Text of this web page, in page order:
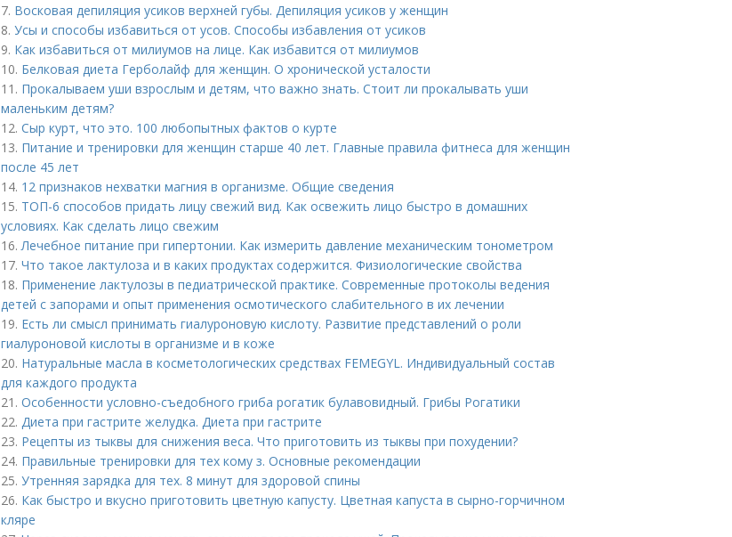
7. Восковая депиляция усиков верхней губы. Депиляция усиков у женщин
8. Усы и способы избавиться от усов. Способы избавления от усиков
9. Как избавиться от милиумов на лице. Как избавится от милиумов
10. Белковая диета Герболайф для женщин. О хронической усталости
11. Прокалываем уши взрослым и детям, что важно знать. Стоит ли прокалывать уши
маленьким детям?
12. Сыр курт, что это. 100 любопытных фактов о курте
13. Питание и тренировки для женщин старше 40 лет. Главные правила фитнеса для женщин
после 45 лет
14. 12 признаков нехватки магния в организме. Общие сведения
15. ТОП-6 способов придать лицу свежий вид. Как освежить лицо быстро в домашних
условиях. Как сделать лицо свежим
16.Лечебное питание при гипертонии. Как измерить давление механическим тонометром
17. Что такое лактулоза и в каких продуктах содержится. Физиологические свойства
18. Применение лактулозы в педиатрической практике. Современные протоколы ведения
детей с запорами и опыт применения осмотического слабительного в их лечении
19. Есть ли смысл принимать гиалуроновую кислоту. Развитие представлений о роли
гиалуроновой кислоты в организме и в коже
20. Натуральные масла в косметологических средствах FEMEGYL. Индивидуальный состав
для каждого продукта
21. Особенности условно-съедобного гриба рогатик булавовидный. Грибы Рогатики
22. Диета при гастрите желудка. Диета при гастрите
23. Рецепты из тыквы для снижения веса. Что приготовить из тыквы при похудении?
24. Правильные тренировки для тех кому з. Основные рекомендации
25. Утренняя зарядка для тех. 8 минут для здоровой спины
26. Как быстро и вкусно приготовить цветную капусту. Цветная капуста в сырно-горчичном
кляре